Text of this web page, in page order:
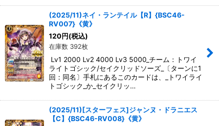
(2025/11)ネイ・ランテイル【R】{BSC46-
RV007}《黄》
120 円(税込)
在庫数 392枚
Lv1 2000 Lv2 4000 Lv3 5000_チーム：トワイ
ライトゴシック/セイクリッドソーズ_〔ターンに1
回：同名〕手札にあるこのカードは、_トワイライ
トゴシック_か_セイクリッ…
(2025/11)[スターフェス]ジャンヌ・ドラニエス
【C】{BSC46-RV008}《黄》